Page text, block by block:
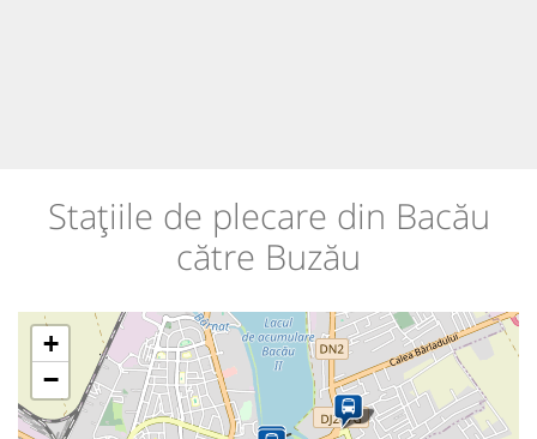
Stațiile de plecare din Bacău
către Buzău
+
−